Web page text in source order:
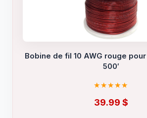
Bobine de fil 10 AWG rouge
500′
39.99 $